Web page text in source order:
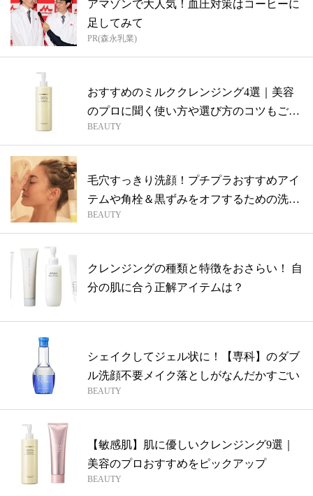
アマゾンで大人気！血圧対策はコーヒーに
足してみて
PR(森永乳業)
おすすめのミルククレンジング4選｜美容
のプロに聞く使い方や選び方のコツもご紹
介！
BEAUTY
毛穴すっきり洗顔！プチプラおすすめアイ
テムや角栓＆黒ずみをオフするための洗顔
方法...
BEAUTY
クレンジングの種類と特徴をおさらい！ 自
分の肌に合う正解アイテムは？
シェイクしてジェル状に！【専科】のダブ
ル洗顔不要メイク落としがなんだかすごい
BEAUTY
【敏感肌】肌に優しいクレンジング9選｜
美容のプロおすすめをピックアップ
BEAUTY